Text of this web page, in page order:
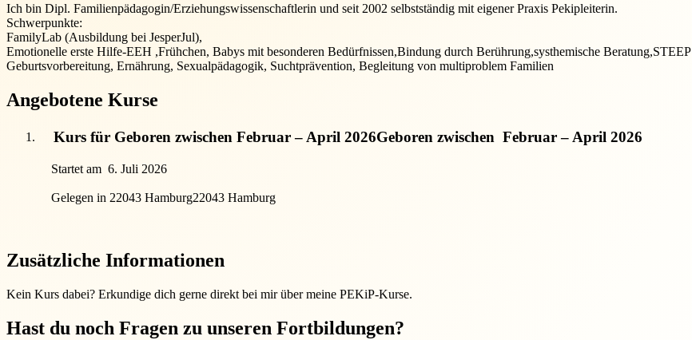
Ich bin Dipl. Familienpädagogin/Erziehungswissenschaftlerin und seit 2002 selbstständig mit eigener Praxis Pekipleiterin.
Schwerpunkte:
FamilyLab (Ausbildung bei JesperJul),
Emotionelle erste Hilfe-EEH ,Frühchen, Babys mit besonderen Bedürfnissen,Bindung durch Berührung,systhemische Beratung,STEEP
Geburtsvorbereitung, Ernährung, Sexualpädagogik, Suchtprävention, Begleitung von multiproblem Familien
Angebotene Kurse
Kurs für Geboren zwischen Februar – April 2026Geboren zwischen Februar – April 2026
Startet am 6. Juli 2026
Gelegen in 22043 Hamburg22043 Hamburg
Zusätzliche Informationen
Kein Kurs dabei? Erkundige dich gerne direkt bei mir über meine PEKiP-Kurse.
Hast du noch Fragen zu unseren Fortbildungen?